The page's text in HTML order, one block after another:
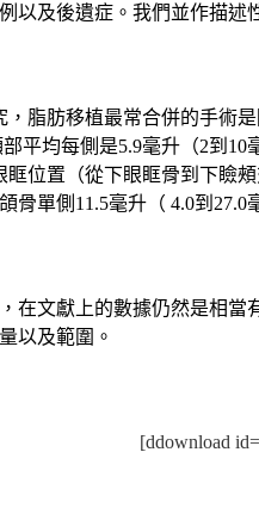
以及後遺症。我們並作描述
脂肪移植最常合併的手術
平均每側是5.9毫升（2到
位置（從下眼眶骨到下瞼
單側11.5毫升（ 4.0到27.0
在文獻上的數據仍然是相
以及範圍。
[ddownload